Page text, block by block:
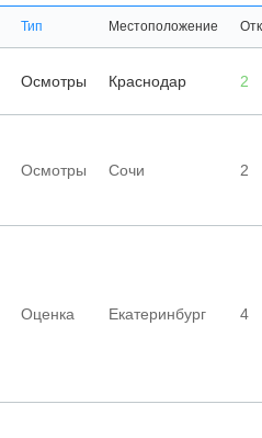
Тип Местоположение
Осмотры Краснодар 2
Осмотры Сочи 2
Оценка Екатеринбург 4